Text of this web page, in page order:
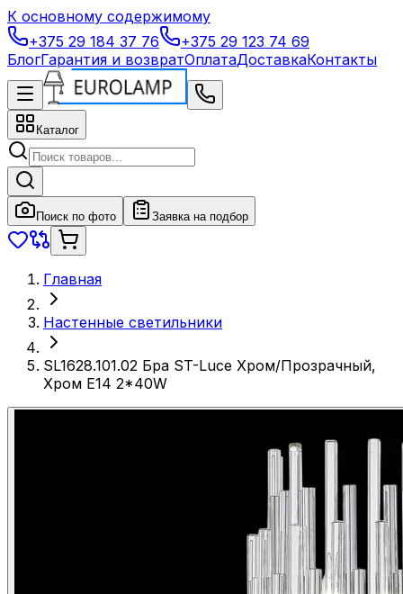
К основному содержимому
+375 29 184 37 76
+375 29 123 74 69
БлогГарантия и возвратОплатаДоставкаКонтакты
Каталог
Поиск по фото Заявка на подбор
Главная
Настенные светильники
SL1628.101.02 Бра ST-Luce Хром/Прозрачный,
Хром E14 2*40W